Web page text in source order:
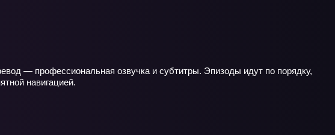
— профессиональная озвучка и субтитры. Эпизоды идут по порядку,
навигацией.